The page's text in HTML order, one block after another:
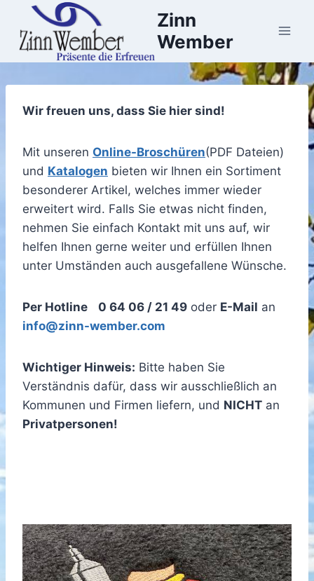
Inhalt
springen
Zinn
Wember
Wir freuen uns, dass Sie hier sind!
Mit unseren Online-Broschüren(PDF Dateien)
und Katalogen bieten wir Ihnen ein Sortiment
besonderer Artikel, welches immer wieder
erweitert wird. Falls Sie etwas nicht finden,
nehmen Sie einfach Kontakt mit uns auf, wir
helfen Ihnen gerne weiter und erfüllen Ihnen
unter Umständen auch ausgefallene Wünsche.
Per Hotline 0 64 06 / 21 49 oder E-Mail an
info@zinn-wember.com
Wichtiger Hinweis: Bitte haben Sie
Verständnis dafür, dass wir ausschließlich an
Kommunen und Firmen liefern, und NICHT an
Privatpersonen!